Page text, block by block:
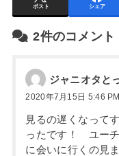
ポスト シェア
2件のコメント
ジャニオタと
2020年7月15日 5:46 PM
見るの遅くなって
ったです！ ユー
に会いに行くの見